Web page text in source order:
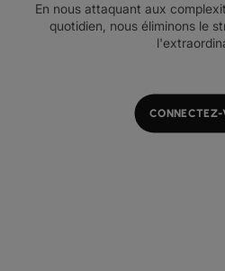
En nous attaquant aux
quotidien, nous éliminons le
CONNECTEZ-